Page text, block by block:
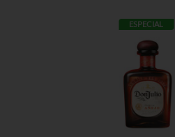
ESPECIAL